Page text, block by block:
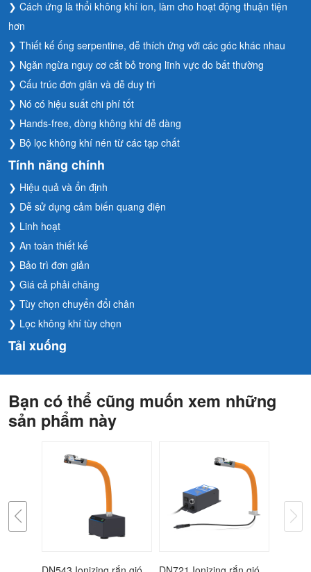
❯ Cách ứng là thổi không khí ion, làm cho hoạt động thuận tiện
hơn
❯ Thiết kế ống serpentine, dễ thích ứng với các góc khác nhau
❯ Ngăn ngừa nguy cơ cắt bỏ trong lĩnh vực do bất thường
❯ Cấu trúc đơn giản và dễ duy trì
❯ Nó có hiệu suất chi phí tốt
❯ Hands-free, dòng không khí dễ dàng
❯ Bộ lọc không khí nén từ các tạp chất
Tính năng chính
❯ Hiệu quả và ổn định
❯ Dễ sử dụng cảm biến quang điện
❯ Linh hoạt
❯ An toàn thiết kế
❯ Bảo trì đơn giản
❯ Giá cả phải chăng
❯ Tùy chọn chuyển đổi chân
❯ Lọc không khí tùy chọn
Tải xuống
Bạn có thể cũng muốn xem những
sản phẩm này